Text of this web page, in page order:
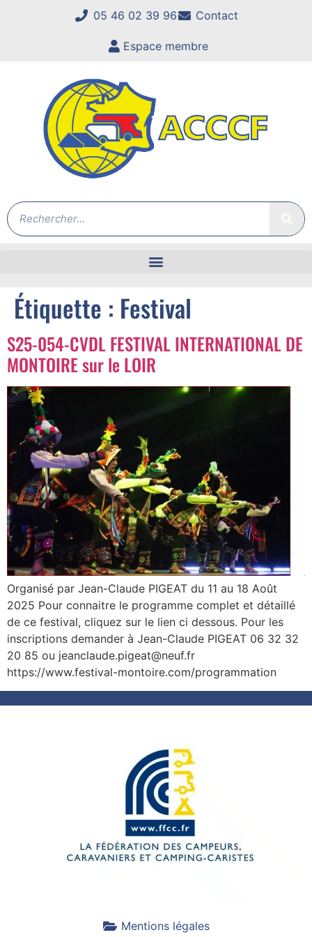
05 46 02 39 96 Contact
Espace membre
Étiquette : Festival
S25-054-CVDL FESTIVAL INTERNATIONAL DE
MONTOIRE sur le LOIR
Organisé par Jean-Claude PIGEAT du 11 au 18 Août
2025 Pour connaitre le programme complet et détaillé
de ce festival, cliquez sur le lien ci dessous. Pour les
inscriptions demander à Jean-Claude PIGEAT 06 32 32
20 85 ou jeanclaude.pigeat@neuf.fr
https://www.festival-montoire.com/programmation
Mentions légales